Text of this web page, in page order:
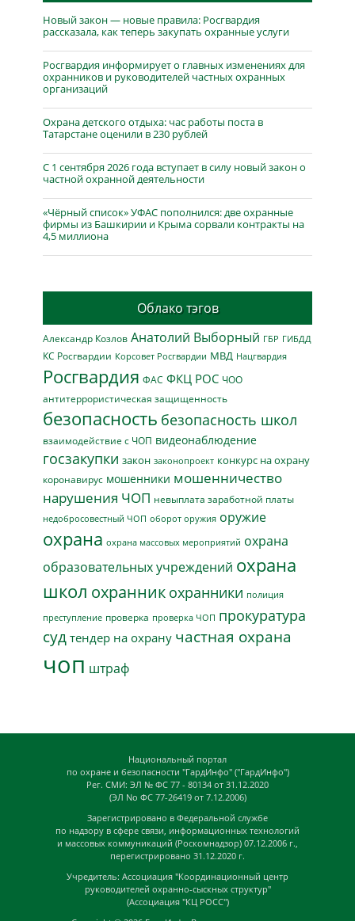
Новый закон — новые правила: Росгвардия
рассказала, как теперь закупать охранные услуги
Росгвардия информирует о главных изменениях для
охранников и руководителей частных охранных
организаций
Охрана детского отдыха: час работы поста в
Татарстане оценили в 230 рублей
С 1 сентября 2026 года вступает в силу новый закон о
частной охранной деятельности
«Чёрный список» УФАС пополнился: две охранные
фирмы из Башкирии и Крыма сорвали контракты на
4,5 миллиона
Облако тэгов
Александр Козлов Анатолий Выборный ГБР ГИБДД
КС Росгвардии Корсовет Росгвардии МВД Нацгвардия
Росгвардия ФАС ФКЦ РОС ЧОО
антитеррористическая защищенность
безопасность безопасность школ
взаимодействие с ЧОП видеонаблюдение
госзакупки закон законопроект конкурс на охрану
коронавирус мошенники мошенничество
нарушения ЧОП невыплата заработной платы
недобросовестный ЧОП оборот оружия оружие
охрана охрана массовых мероприятий охрана
образовательных учреждений охрана
школ охранник охранники полиция
преступление проверка проверка ЧОП прокуратура
суд тендер на охрану частная охрана
чоп штраф
Национальный портал
по охране и безопасности "ГардИнфо" ("ГардИнфо")
Рег. СМИ: ЭЛ № ФС 77 - 80134 от 31.12.2020
(ЭЛ No ФС 77-26419 от 7.12.2006)
Зарегистрировано в Федеральной службе
по надзору в сфере связи, информационных технологий
и массовых коммуникаций (Роскомнадзор) 07.12.2006 г.,
перегистрировано 31.12.2020 г.
Учредитель: Ассоциация "Координационный центр
руководителей охранно-сыскных структур"
(Ассоциация "КЦ РОСС")